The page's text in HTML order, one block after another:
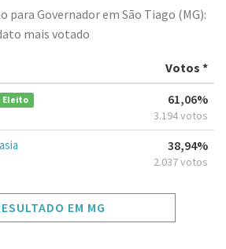
para Governador em São Tiago (MG):
mais votado
Votos *
Eleito 61,06%
3.194 votos
38,94%
2.037 votos
EM MG